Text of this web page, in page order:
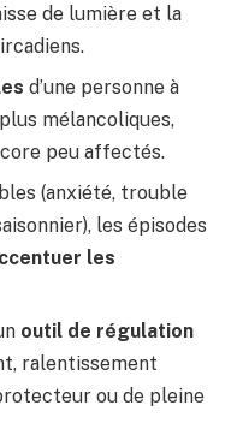
de lumière et la
d’une personne à
mélancoliques,
peu affectés.
(anxiété, trouble
les épisodes
les
outil de régulation
ralentissement
ou de pleine